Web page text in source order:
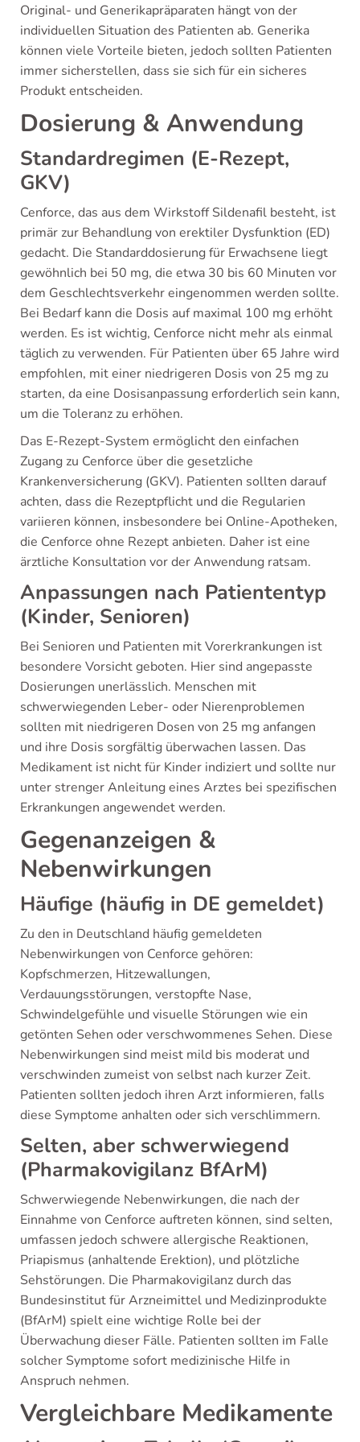
Original- und Generikapräparaten hängt von der
individuellen Situation des Patienten ab. Generika
können viele Vorteile bieten, jedoch sollten Patienten
immer sicherstellen, dass sie sich für ein sicheres
Produkt entscheiden.
Dosierung & Anwendung
Standardregimen (E-Rezept,
GKV)
Cenforce, das aus dem Wirkstoff Sildenafil besteht, ist
primär zur Behandlung von erektiler Dysfunktion (ED)
gedacht. Die Standarddosierung für Erwachsene liegt
gewöhnlich bei 50 mg, die etwa 30 bis 60 Minuten vor
dem Geschlechtsverkehr eingenommen werden sollte.
Bei Bedarf kann die Dosis auf maximal 100 mg erhöht
werden. Es ist wichtig, Cenforce nicht mehr als einmal
täglich zu verwenden. Für Patienten über 65 Jahre wird
empfohlen, mit einer niedrigeren Dosis von 25 mg zu
starten, da eine Dosisanpassung erforderlich sein kann,
um die Toleranz zu erhöhen.
Das E-Rezept-System ermöglicht den einfachen
Zugang zu Cenforce über die gesetzliche
Krankenversicherung (GKV). Patienten sollten darauf
achten, dass die Rezeptpflicht und die Regularien
variieren können, insbesondere bei Online-Apotheken,
die Cenforce ohne Rezept anbieten. Daher ist eine
ärztliche Konsultation vor der Anwendung ratsam.
Anpassungen nach Patiententyp
(Kinder, Senioren)
Bei Senioren und Patienten mit Vorerkrankungen ist
besondere Vorsicht geboten. Hier sind angepasste
Dosierungen unerlässlich. Menschen mit
schwerwiegenden Leber- oder Nierenproblemen
sollten mit niedrigeren Dosen von 25 mg anfangen
und ihre Dosis sorgfältig überwachen lassen. Das
Medikament ist nicht für Kinder indiziert und sollte nur
unter strenger Anleitung eines Arztes bei spezifischen
Erkrankungen angewendet werden.
Gegenanzeigen &
Nebenwirkungen
Häufige (häufig in DE gemeldet)
Zu den in Deutschland häufig gemeldeten
Nebenwirkungen von Cenforce gehören:
Kopfschmerzen, Hitzewallungen,
Verdauungsstörungen, verstopfte Nase,
Schwindelgefühle und visuelle Störungen wie ein
getönten Sehen oder verschwommenes Sehen. Diese
Nebenwirkungen sind meist mild bis moderat und
verschwinden zumeist von selbst nach kurzer Zeit.
Patienten sollten jedoch ihren Arzt informieren, falls
diese Symptome anhalten oder sich verschlimmern.
Selten, aber schwerwiegend
(Pharmakovigilanz BfArM)
Schwerwiegende Nebenwirkungen, die nach der
Einnahme von Cenforce auftreten können, sind selten,
umfassen jedoch schwere allergische Reaktionen,
Priapismus (anhaltende Erektion), und plötzliche
Sehstörungen. Die Pharmakovigilanz durch das
Bundesinstitut für Arzneimittel und Medizinprodukte
(BfArM) spielt eine wichtige Rolle bei der
Überwachung dieser Fälle. Patienten sollten im Falle
solcher Symptome sofort medizinische Hilfe in
Anspruch nehmen.
Vergleichbare Medikamente